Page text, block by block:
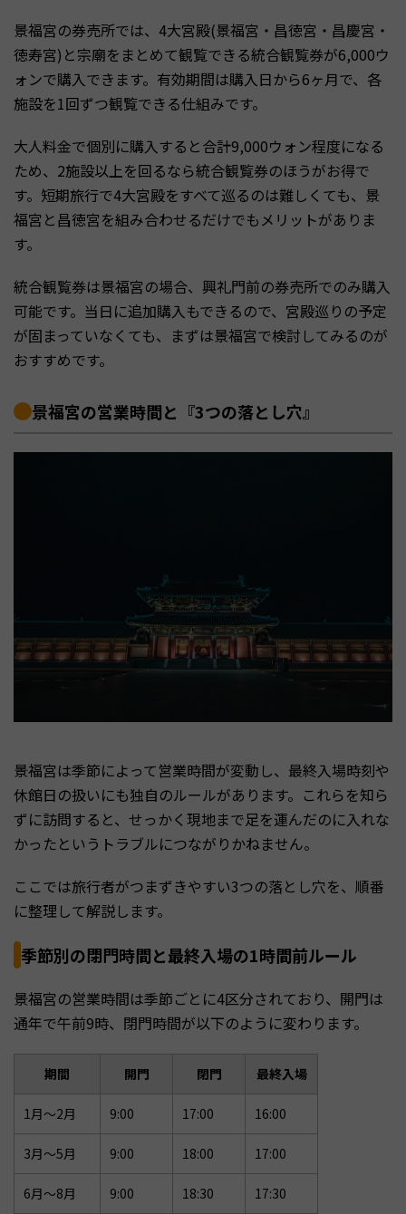
景福宮の券売所では、4大宮殿(景福宮・昌徳宮・昌慶宮・
徳寿宮)と宗廟をまとめて観覧できる統合観覧券が6,000ウ
ォンで購入できます。有効期間は購入日から6ヶ月で、各
施設を1回ずつ観覧できる仕組みです。
大人料金で個別に購入すると合計9,000ウォン程度になる
ため、2施設以上を回るなら統合観覧券のほうがお得で
す。短期旅行で4大宮殿をすべて巡るのは難しくても、景
福宮と昌徳宮を組み合わせるだけでもメリットがありま
す。
統合観覧券は景福宮の場合、興礼門前の券売所でのみ購入
可能です。当日に追加購入もできるので、宮殿巡りの予定
が固まっていなくても、まずは景福宮で検討してみるのが
おすすめです。
景福宮の営業時間と『3つの落とし穴』
景福宮は季節によって営業時間が変動し、最終入場時刻や
休館日の扱いにも独自のルールがあります。これらを知ら
ずに訪問すると、せっかく現地まで足を運んだのに入れな
かったというトラブルにつながりかねません。
ここでは旅行者がつまずきやすい3つの落とし穴を、順番
に整理して解説します。
季節別の閉門時間と最終入場の1時間前ルール
景福宮の営業時間は季節ごとに4区分されており、開門は
通年で午前9時、閉門時間が以下のように変わります。
期間 開門 閉門 最終入場
1月〜2月 9:00 17:00 16:00
3月〜5月 9:00 18:00 17:00
6月〜8月 9:00 18:30 17:30